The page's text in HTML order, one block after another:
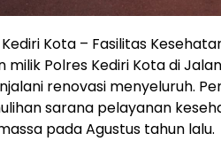
Kota – Fasilitas
milik Polres Kediri Kota di
renovasi menyeluruh.
sarana pelayanan
pada Agustus tahun lalu.